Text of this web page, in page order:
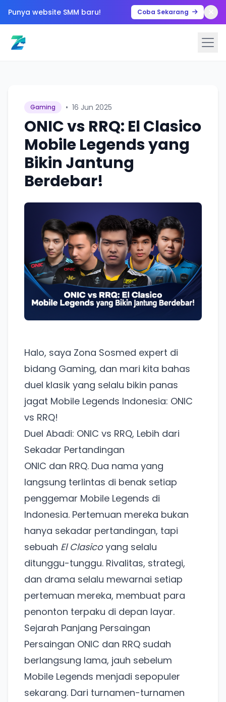
Punya website SMM baru! Coba Sekarang
Gaming • 16 Jun 2025
ONIC vs RRQ: El Clasico
Mobile Legends yang
Bikin Jantung
Berdebar!
Halo, saya Zona Sosmed expert di
bidang Gaming, dan mari kita bahas
duel klasik yang selalu bikin panas
jagat Mobile Legends Indonesia: ONIC
vs RRQ!
Duel Abadi: ONIC vs RRQ, Lebih dari
Sekadar Pertandingan
ONIC dan RRQ. Dua nama yang
langsung terlintas di benak setiap
penggemar Mobile Legends di
Indonesia. Pertemuan mereka bukan
hanya sekadar pertandingan, tapi
sebuah El Clasicoyang selalu
ditunggu-tunggu. Rivalitas, strategi,
dan drama selalu mewarnai setiap
pertemuan mereka, membuat para
penonton terpaku di depan layar.
Sejarah Panjang Persaingan
Persaingan ONIC dan RRQ sudah
berlangsung lama, jauh sebelum
Mobile Legends menjadi sepopuler
sekarang. Dari turnamen-turnamen